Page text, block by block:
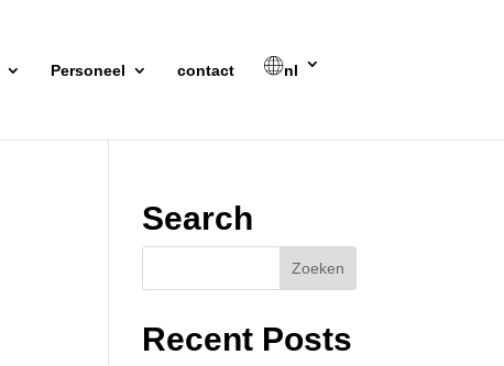
Personeel contact nl
Search
Recent Posts